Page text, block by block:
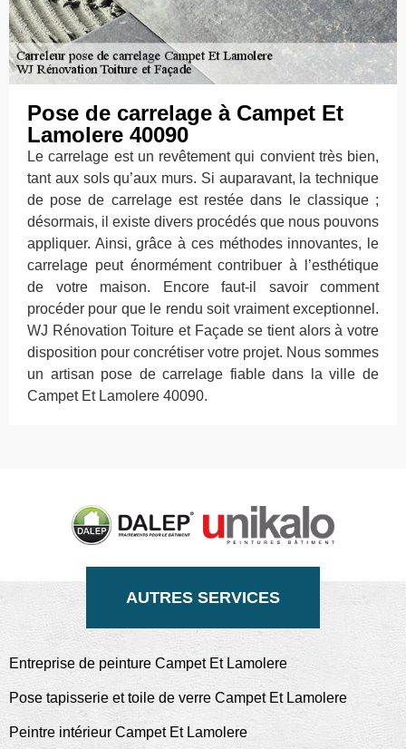
Pose de carrelage à Campet Et
Lamolere 40090
Le carrelage est un revêtement qui convient très bien,
tant aux sols qu’aux murs. Si auparavant, la technique
de pose de carrelage est restée dans le classique ;
désormais, il existe divers procédés que nous pouvons
appliquer. Ainsi, grâce à ces méthodes innovantes, le
carrelage peut énormément contribuer à l’esthétique
de votre maison. Encore faut-il savoir comment
procéder pour que le rendu soit vraiment exceptionnel.
WJ Rénovation Toiture et Façade se tient alors à votre
disposition pour concrétiser votre projet. Nous sommes
un artisan pose de carrelage fiable dans la ville de
Campet Et Lamolere 40090.
AUTRES SERVICES
Entreprise de peinture Campet Et Lamolere
Pose tapisserie et toile de verre Campet Et Lamolere
Peintre intérieur Campet Et Lamolere